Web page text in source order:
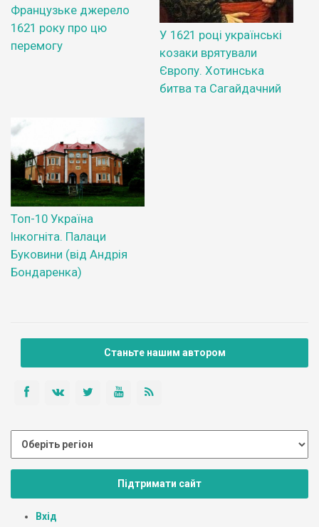
Французьке джерело
1621 року про цю
перемогу
У 1621 році українські
козаки врятували
Європу. Хотинська
битва та Сагайдачний
Топ-10 Україна
Інкогніта. Палаци
Буковини (від Андрія
Бондаренка)
Станьте нашим автором
Підтримати сайт
Вхід